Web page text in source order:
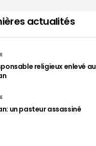
actualités
religieux enlevé au
un pasteur assassiné